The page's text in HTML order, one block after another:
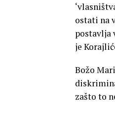
ostati na
postavlja
je
Božo
zašto to